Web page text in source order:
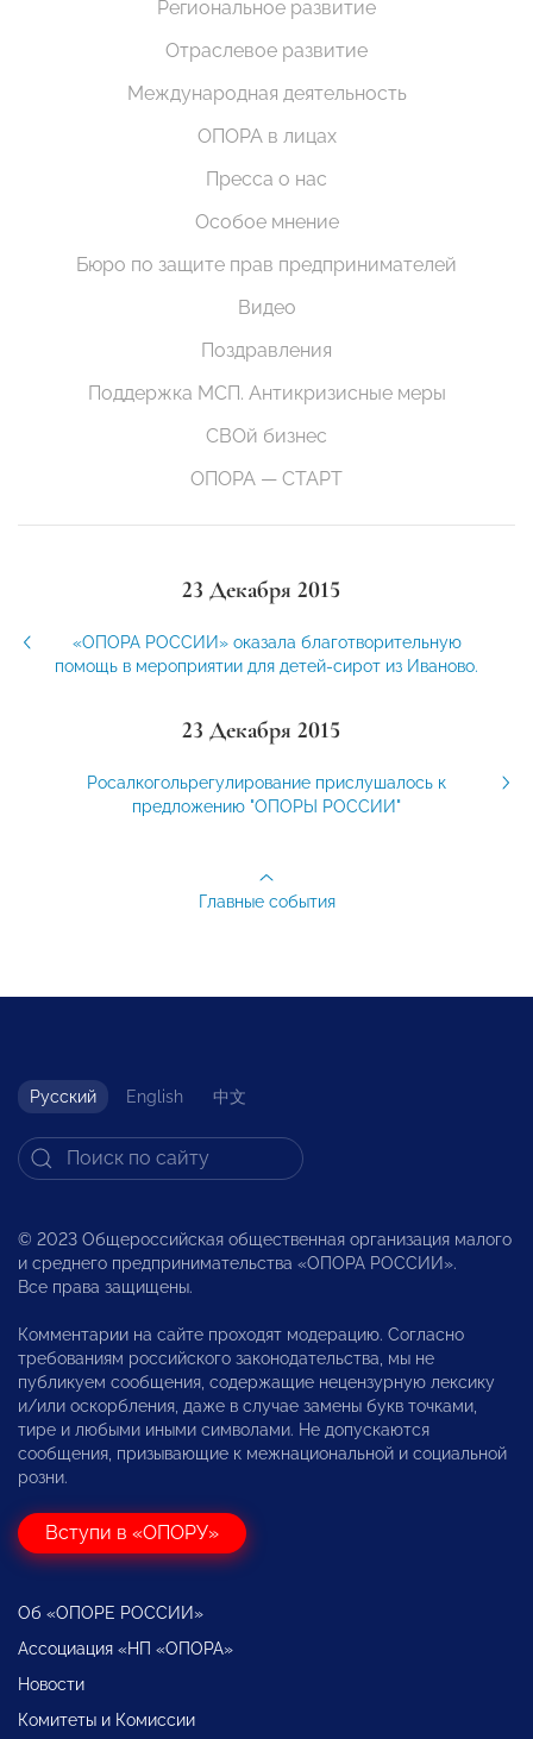
Региональное развитие
Отраслевое развитие
Международная деятельность
ОПОРА в лицах
Пресса о нас
Особое мнение
Бюро по защите прав предпринимателей
Видео
Поздравления
Поддержка МСП. Антикризисные меры
СВОй бизнес
ОПОРА — СТАРТ
23 Декабря 2015
«ОПОРА РОССИИ» оказала благотворительную
помощь в мероприятии для детей-сирот из Иваново.
23 Декабря 2015
Росалкогольрегулирование прислушалось к
предложению "ОПОРЫ РОССИИ"
Главные события
Русский English 中文
© 2023 Общероссийская общественная организация малого
и среднего предпринимательства «ОПОРА РОССИИ».
Все права защищены.
Комментарии на сайте проходят модерацию. Согласно
требованиям российского законодательства, мы не
публикуем сообщения, содержащие нецензурную лексику
и/или оскорбления, даже в случае замены букв точками,
тире и любыми иными символами. Не допускаются
сообщения, призывающие к межнациональной и социальной
розни.
Вступи в «ОПОРУ»
Об «ОПОРЕ РОССИИ»
Ассоциация «НП «ОПОРА»
Новости
Комитеты и Комиссии